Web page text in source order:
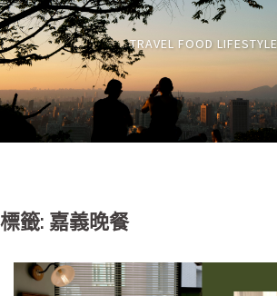
TRAVEL FOOD LIFESTYLE
標籤: 嘉義晚餐